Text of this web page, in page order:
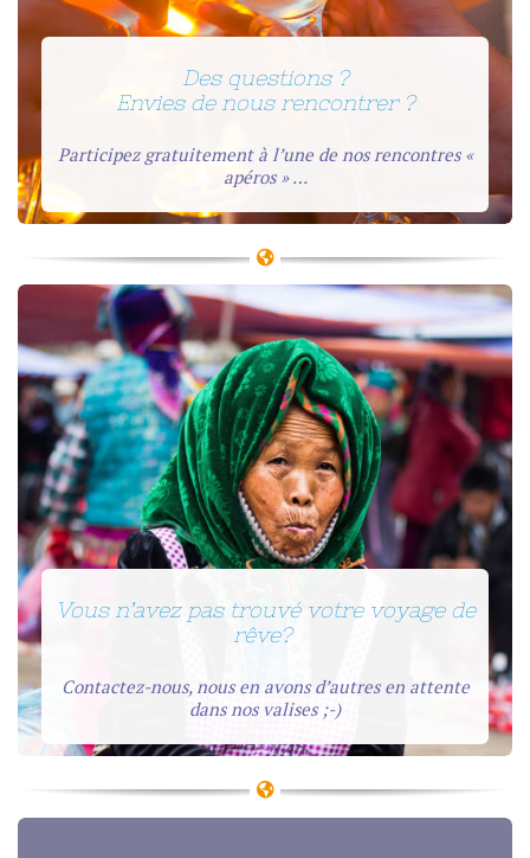
Des questions ?
Envies de nous rencontrer ?
Participez gratuitement à l’une de nos rencontres «
apéros » …
Vous n’avez pas trouvé votre voyage de
rêve?
Contactez-nous, nous en avons d’autres en attente
dans nos valises ;-)